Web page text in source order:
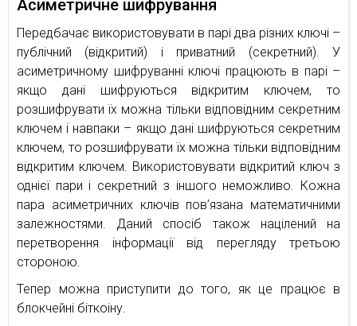
Асиметричне шифрування
Передбачає використовувати в парі два різних ключі –
публічний (відкритий) і приватний (секретний). У
асиметричному шифруванні ключі працюють в парі –
якщо дані шифруються відкритим ключем, то
розшифрувати їх можна тільки відповідним секретним
ключем і навпаки – якщо дані шифруються секретним
ключем, то розшифрувати їх можна тільки відповідним
відкритим ключем. Використовувати відкритий ключ з
однієї пари і секретний з іншого неможливо. Кожна
пара асиметричних ключів пов’язана математичними
залежностями. Даний спосіб також націлений на
перетворення інформації від перегляду третьою
стороною.
Тепер можна приступити до того, як це працює в
блокчейні біткоіну.